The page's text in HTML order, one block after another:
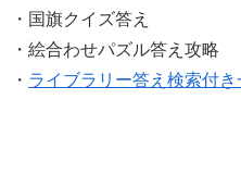
・国旗クイズ答え
・絵合わせパズル答え攻略
・ ライブラリー答え検索付き